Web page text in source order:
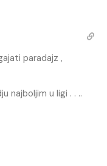
paradajz ,
najboljim u ligi . . ..